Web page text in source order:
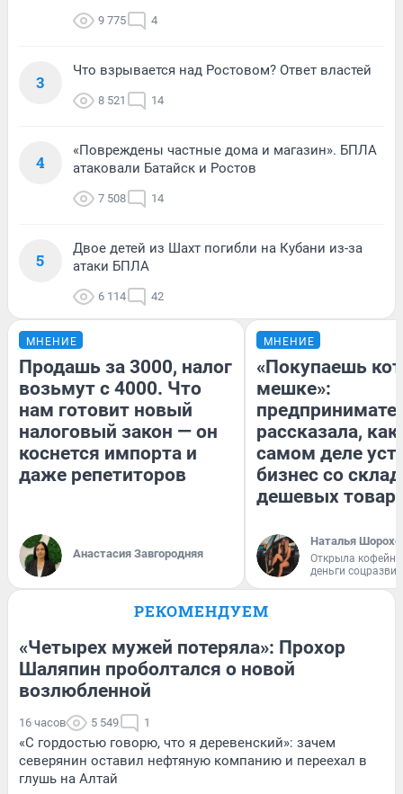
9 775 4
3
Что взрывается над Ростовом? Ответ властей
8 521 14
4
«Повреждены частные дома и магазин». БПЛА
атаковали Батайск и Ростов
7 508 14
5
Двое детей из Шахт погибли на Кубани из-за
атаки БПЛА
6 114 42
МНЕНИЕ
Продашь за 3000, налог
возьмут с 4000. Что
нам готовит новый
налоговый закон — он
коснется импорта и
даже репетиторов
Анастасия Завгородняя
МНЕНИЕ
«Покупаешь
мешке»:
рассказала, как
самом деле
бизнес со
дешевых
Наталья
Открыла
деньги
РЕКОМЕНДУЕМ
«Четырех мужей потеряла»: Прохор
Шаляпин проболтался о новой
возлюбленной
16 часов 5 549 1
«С гордостью говорю, что я деревенский»: зачем
северянин оставил нефтяную компанию и переехал в
глушь на Алтай